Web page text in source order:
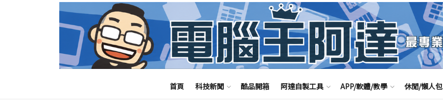
首頁 科技新聞 酷品開箱 阿達自製工具 APP/軟體/教學 休閒/懶人包